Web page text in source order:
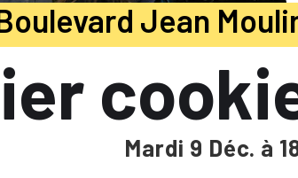
Jean
Mardi 9 Déc. à